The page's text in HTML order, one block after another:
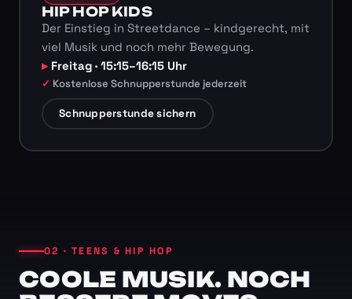
HIP HOP KIDS
Der Einstieg in Streetdance – kindgerecht, mit
viel Musik und noch mehr Bewegung.
Freitag · 15:15–16:15 Uhr
Kostenlose Schnupperstunde jederzeit
Schnupperstunde sichern
02 · TEENS & HIP HOP
COOLE MUSIK. NOCH